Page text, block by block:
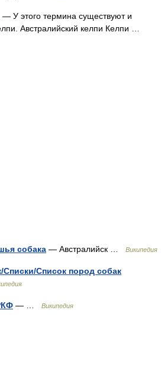
— У этого термина существуют и
Австралийский келпи Келпи …
собака — Австралийск … Википедия
Список пород собак
— … Википедия